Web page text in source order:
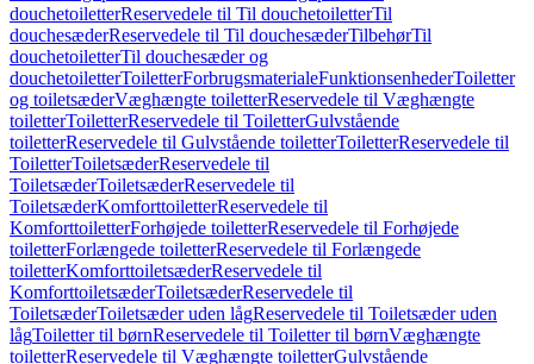
douchetoiletterReservedele til Til douchetoiletterTil
douchesæderReservedele til Til douchesæderTilbehørTil
douchetoiletterTil douchesæder og
douchetoiletterToiletterForbrugsmaterialeFunktionsenhederToiletter
og toiletsæderVæghængte toiletterReservedele til Væghængte
toiletterToiletterReservedele til ToiletterGulvstående
toiletterReservedele til Gulvstående toiletterToiletterReservedele til
ToiletterToiletsæderReservedele til
ToiletsæderToiletsæderReservedele til
ToiletsæderKomforttoiletterReservedele til
KomforttoiletterForhøjede toiletterReservedele til Forhøjede
toiletterForlængede toiletterReservedele til Forlængede
toiletterKomforttoiletsæderReservedele til
KomforttoiletsæderToiletsæderReservedele til
ToiletsæderToiletsæder uden lågReservedele til Toiletsæder uden
lågToiletter til børnReservedele til Toiletter til børnVæghængte
toiletterReservedele til Væghængte toiletterGulvstående